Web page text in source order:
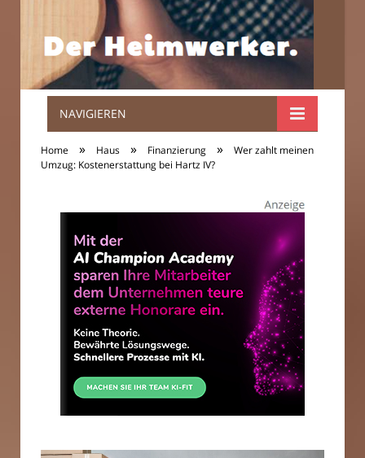
Der
Heimwerker.
NAVIGIEREN
Home » Haus » Finanzierung »
Wer zahlt meinen
Umzug: Kostenerstattung bei Hartz IV?